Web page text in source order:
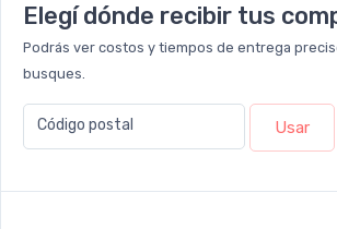
Elegí dónde recibir tus
Podrás ver costos y tiempos de entrega
busques.
Código postal Usar
Teléfono
Por favor describa en detalle su